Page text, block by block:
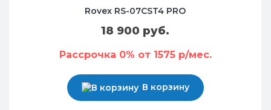
Rovex RS-07CST4 PRO
18 900 руб.
Рассрочка 0% от 1575 р/мес.
В корзину